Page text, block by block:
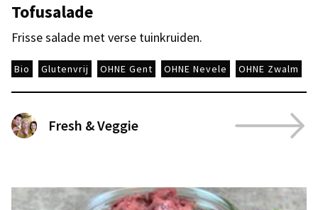
Tofusalade
Frisse salade met verse tuinkruiden.
Bio Glutenvrij OHNE Gent OHNE Nevele OHNE Zwalm
Fresh & Veggie